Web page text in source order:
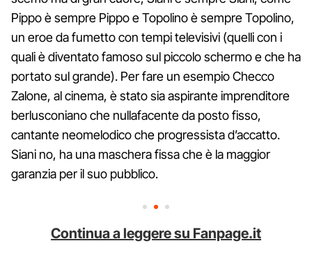
Pippo è sempre Pippo e Topolino è sempre Topolino,
un eroe da fumetto con tempi televisivi (quelli con i
quali è diventato famoso sul piccolo schermo e che ha
portato sul grande). Per fare un esempio Checco
Zalone, al cinema, è stato sia aspirante imprenditore
berlusconiano che nullafacente da posto fisso,
cantante neomelodico che progressista d’accatto.
Siani no, ha una maschera fissa che è la maggior
garanzia per il suo pubblico.
Continua a leggere su Fanpage.it